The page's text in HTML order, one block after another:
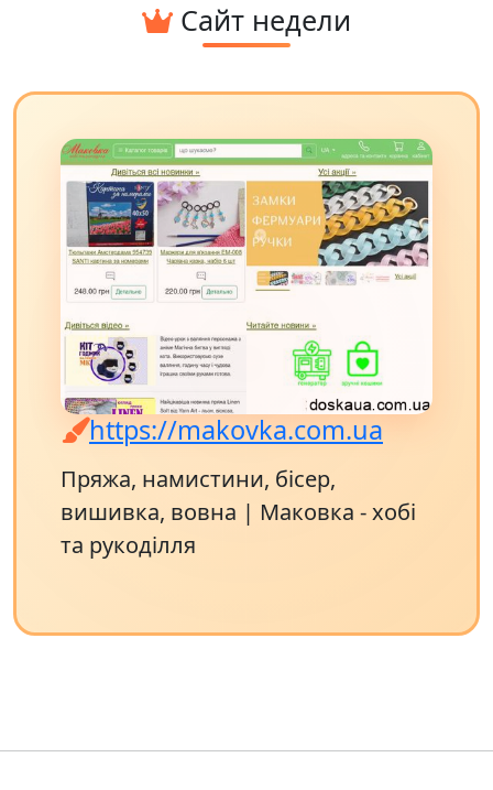
Сайт недели
https://makovka.com.ua
Пряжа, намистини, бісер,
вишивка, вовна | Маковка - хобі
та рукоділля